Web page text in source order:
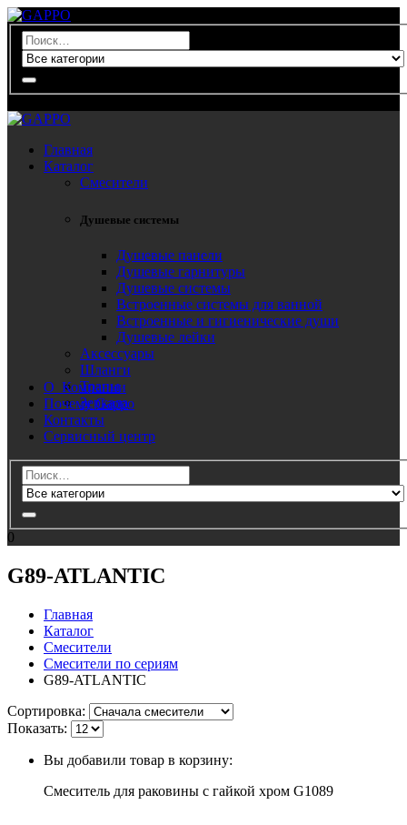
Главная
Каталог
Смесители
Душевые системы
Душевые панели
Душевые гарнитуры
Душевые системы
Встроенные системы для ванной
Встроенные и гигиенические души
Душевые лейки
Аксессуары
Шланги
Трапы
Зеркала
О Компании
Почему Gappo
Контакты
Сервисный центр
0
G89-ATLANTIC
Главная
Каталог
Смесители
Смесители по сериям
G89-ATLANTIC
Cортировка:
Показать:
Вы добавили товар в корзину:
Смеситель для раковины с гайкой хром G1089